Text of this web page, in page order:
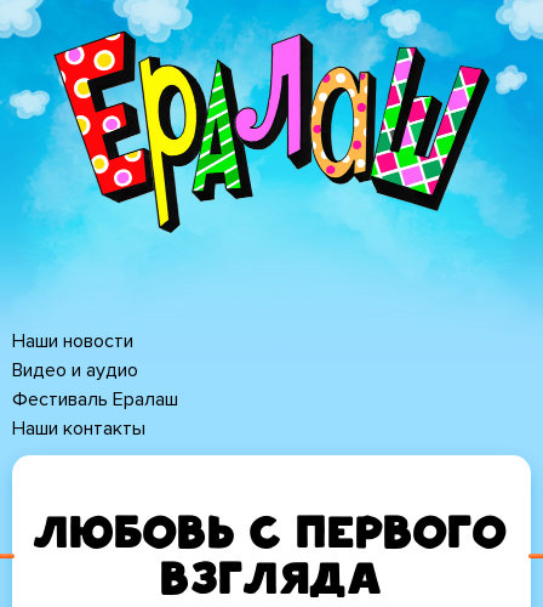
Перейти
основному
содержанию
Основная
навигация
Наши новости
Видео и аудио
Фестиваль Ералаш
Наши контакты
Любовь с первого
взгляда